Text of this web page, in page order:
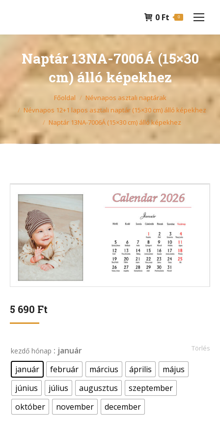
0 Ft 0
Naptár 13NA-7006Á (15×30
cm) álló képekhez
You are here:Főoldal
Névnapos asztali naptárak
Névnapos 12+1 lapos asztali naptár (15×30 cm) álló képekhez
Naptár 13NA-7006Á (15×30 cm) álló képekhez
5 690 Ft
kezdő hónap : január
január
február március április
május
június
július augusztus
szeptember
október
november december
Törlés